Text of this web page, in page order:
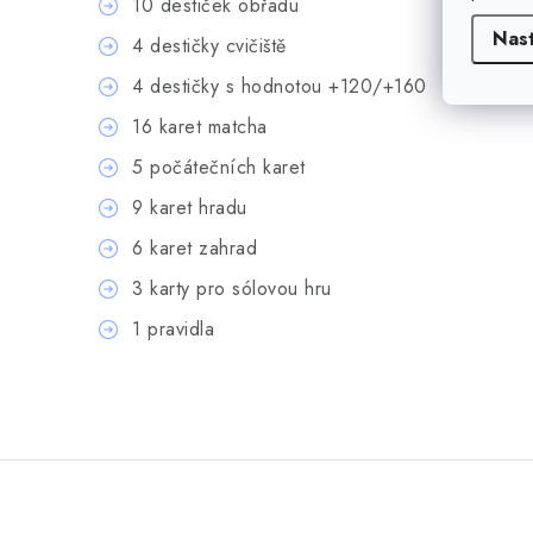
4 destičky cvičiště
4 destičky s hodnotou +120/+160
16 karet matcha
5 počátečních karet
9 karet hradu
6 karet zahrad
3 karty pro sólovou hru
1 pravidla